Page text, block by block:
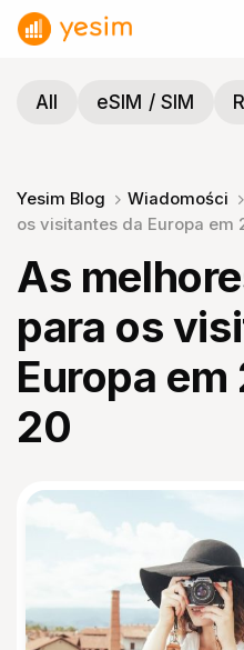
Skip
All
eSIM / SIM
Yesim Blog Wiadomości
os visitantes da Europa em
As
para os
Europa
20